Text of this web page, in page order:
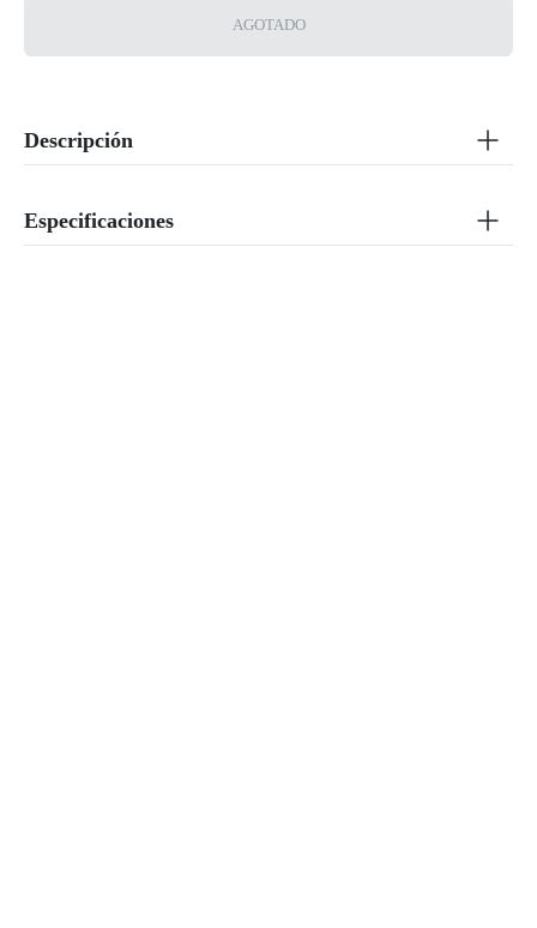
AGOTADO
Descripción
Especificaciones